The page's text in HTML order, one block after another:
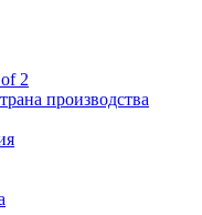
2
производства